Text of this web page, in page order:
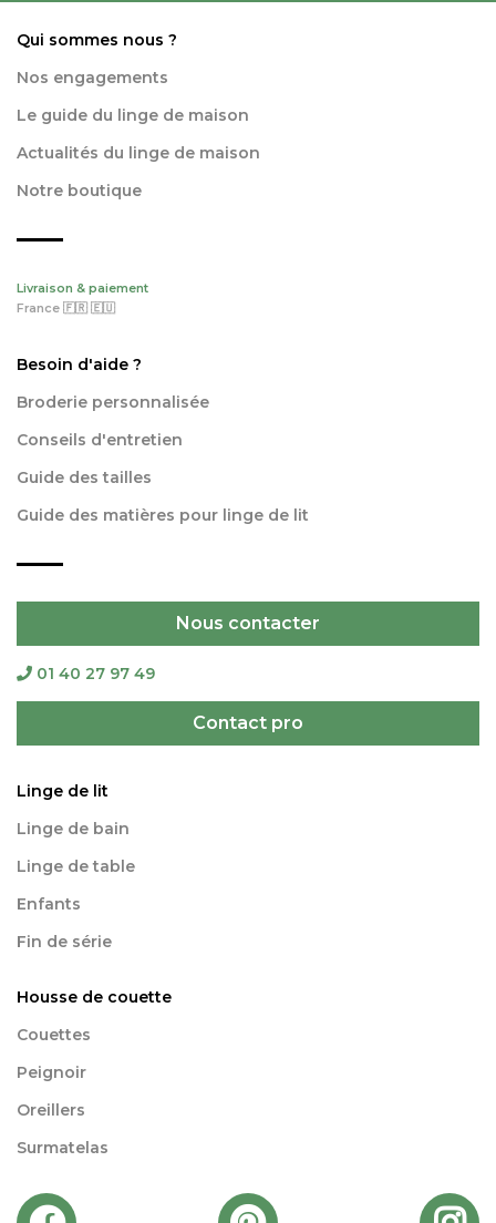
Qui sommes nous ?
Nos engagements
Le guide du linge de maison
Actualités du linge de maison
Notre boutique
Livraison & paiement
France 🇫🇷 🇪🇺
Besoin d'aide ?
Broderie personnalisée
Conseils d'entretien
Guide des tailles
Guide des matières pour linge de lit
Nous contacter
01 40 27 97 49
Contact pro
Linge de lit
Linge de bain
Linge de table
Enfants
Fin de série
Housse de couette
Couettes
Peignoir
Oreillers
Surmatelas